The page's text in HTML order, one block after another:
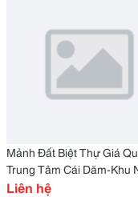
Mảnh Đất Biệt Thự Giá
Trung Tâm Cái Dăm-Khu
Dưỡng Kinh Doanh Sầm
Liên hệ